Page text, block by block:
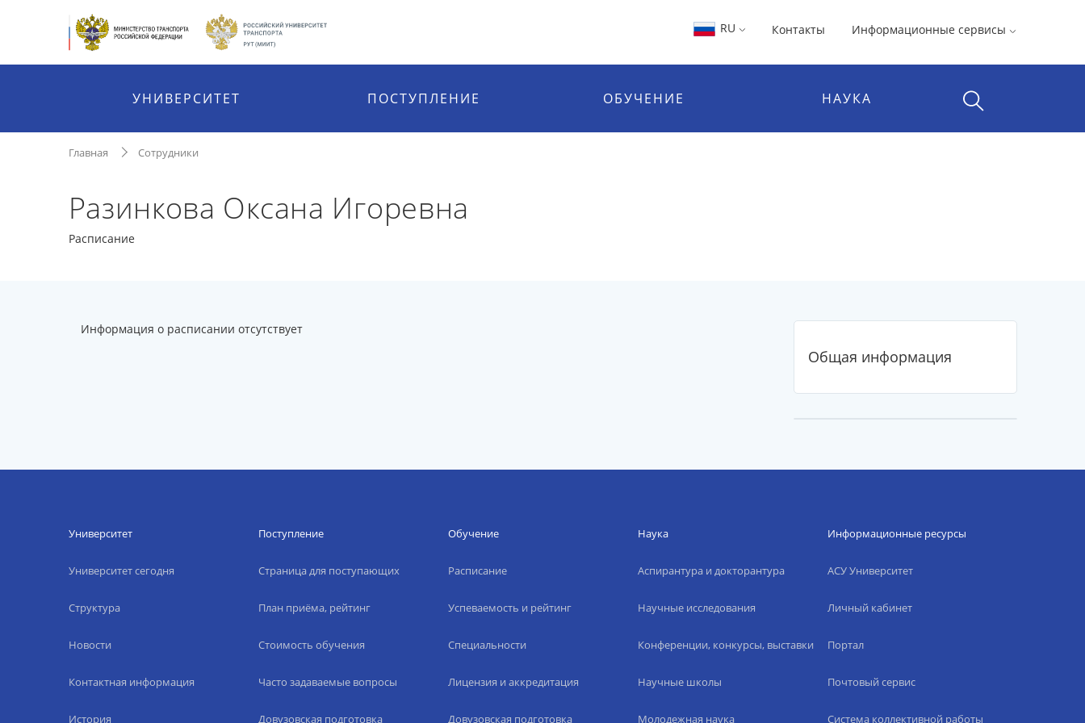
RU Контакты Информационные сервисы
УНИВЕРСИТЕТ ПОСТУПЛЕНИЕ ОБУЧЕНИЕ НАУКА
Главная Сотрудники
Разинкова Оксана Игоревна
Расписание
Информация о расписании отсутствует
Общая информация
Университет
Университет сегодня
Структура
Новости
Контактная информация
История
Поступление
Страница для поступающих
План приёма, рейтинг
Стоимость обучения
Часто задаваемые вопросы
Довузовская подготовка
Обучение
Расписание
Успеваемость и рейтинг
Специальности
Лицензия и аккредитация
Довузовская подготовка
Наука
Аспирантура и докторантура
Научные исследования
Конференции, конкурсы, выставки
Научные школы
Молодежная наука
Информационные ресурсы
АСУ Университет
Личный кабинет
Портал
Почтовый сервис
Система коллективной работы